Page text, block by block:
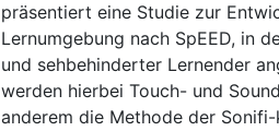
präsentiert eine Studie zur
Lernumgebung nach SpEED, in
und sehbehinderter Lernender
werden hierbei Touch- und
anderem die Methode der